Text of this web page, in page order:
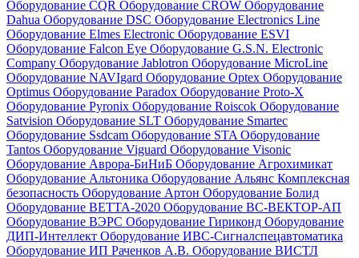
Оборудование CQR Оборудование CROW Оборудование
Dahua Оборудование DSC Оборудование Electronics Line
Оборудование Elmes Electronic Оборудование ESVI
Оборудование Falcon Eye Оборудование G.S.N. Electronic
Company Оборудование Jablotron Оборудование MicroLine
Оборудование NAVIgard Оборудование Optex Оборудование
Optimus Оборудование Paradox Оборудование Proto-X
Оборудование Pyronix Оборудование Roiscok Оборудование
Satvision Оборудование SLT Оборудование Smartec
Оборудование Ssdcam Оборудование STA Оборудование
Tantos Оборудование Viguard Оборудование Visonic
Оборудование Аврора-БиНиБ Оборудование Агрохимикат
Оборудование Альтоника Оборудование Альянс Комплексная
безопасность Оборудование Артон Оборудование Болид
Оборудование ВЕТТА-2020 Оборудование ВС-ВЕКТОР-АП
Оборудование ВЭРС Оборудование Гириконд Оборудование
ДИП-Интеллект Оборудование ИВС-Сигналспецавтоматика
Оборудование ИП Раченков А.В. Оборудование ВИСТЛ